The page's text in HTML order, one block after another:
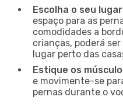
Escolha o seu
espaço para as
comodidades a
crianças, poderá
lugar perto das
Estique os
e movimente-se
pernas durante o